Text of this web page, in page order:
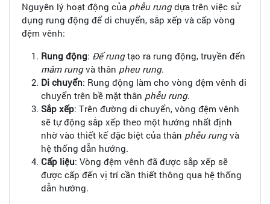
Nguyên lý hoạt động của phễu rungdựa trên việc sử
dụng rung động để di chuyển, sắp xếp và cấp vòng
đệm vênh:
Rung động: Đế rungtạo ra rung động, truyền đến
mâm rungvà thân pheu rung.
Di chuyển: Rung động làm cho vòng đệm vênh di
chuyển trên bề mặt thân phễu rung.
Sắp xếp: Trên đường di chuyển, vòng đệm vênh
sẽ tự động sắp xếp theo một hướng nhất định
nhờ vào thiết kế đặc biệt của thân phễu rungvà
hệ thống dẫn hướng.
Cấp liệu: Vòng đệm vênh đã được sắp xếp sẽ
được cấp đến vị trí cần thiết thông qua hệ thống
dẫn hướng.